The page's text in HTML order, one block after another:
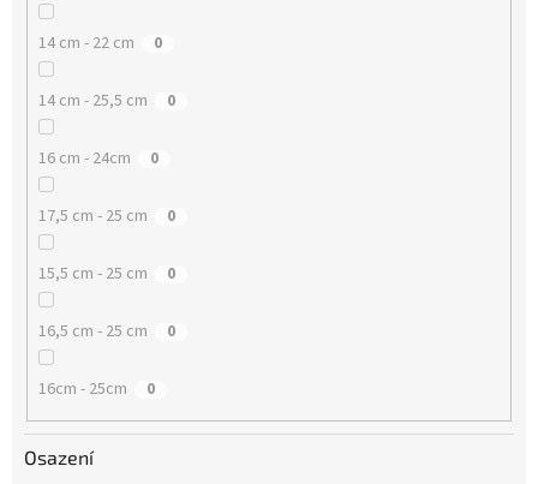
14 cm - 22 cm 0
14 cm - 25,5 cm 0
16 cm - 24cm 0
17,5 cm - 25 cm 0
15,5 cm - 25 cm 0
16,5 cm - 25 cm 0
16cm - 25cm 0
Osazení